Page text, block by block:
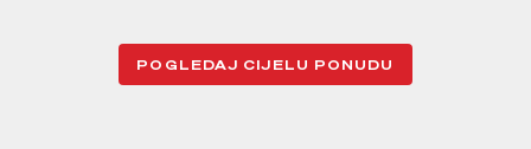
POGLEDAJ CIJELU PONUDU